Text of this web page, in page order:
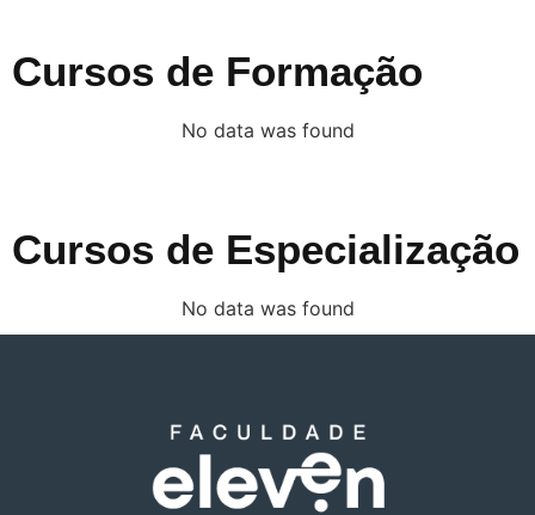
Cursos de Formação
No data was found
Cursos de Especialização
No data was found